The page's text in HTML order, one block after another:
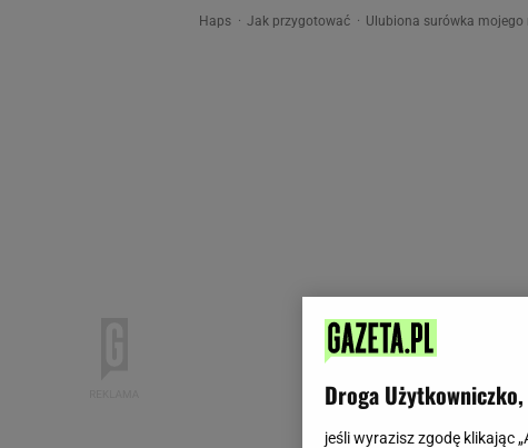
Haps Jak przygotować Ulubiona surówka mojego
Droga
jeśli wyrazisz zgodę klikając